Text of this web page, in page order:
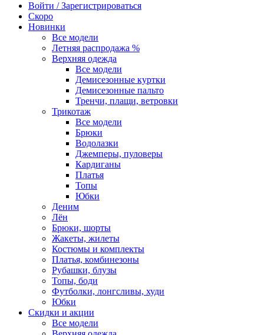
Войти / Зарегистрироваться
Скоро
Новинки
Все модели
Летняя распродажа %
Верхняя одежда
Все модели
Демисезонные куртки
Демисезонные пальто
Тренчи, плащи, ветровки
Трикотаж
Все модели
Брюки
Водолазки
Джемперы, пуловеры
Кардиганы
Платья
Топы
Юбки
Деним
Лён
Брюки, шорты
Жакеты, жилеты
Костюмы и комплекты
Платья, комбинезоны
Рубашки, блузы
Топы, боди
Футболки, лонгсливы, худи
Юбки
Скидки и акции
Все модели